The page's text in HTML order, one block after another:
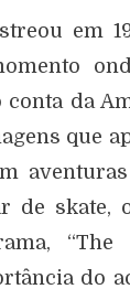
em
conta da
que
de
“The
do